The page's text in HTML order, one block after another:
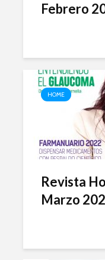
Febrero
HOME
Revista
Marzo